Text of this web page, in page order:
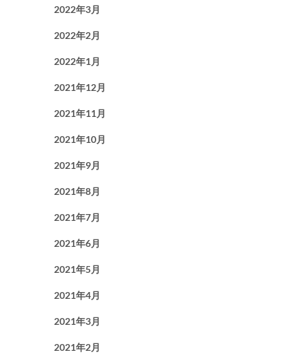
2022年3月
2022年2月
2022年1月
2021年12月
2021年11月
2021年10月
2021年9月
2021年8月
2021年7月
2021年6月
2021年5月
2021年4月
2021年3月
2021年2月